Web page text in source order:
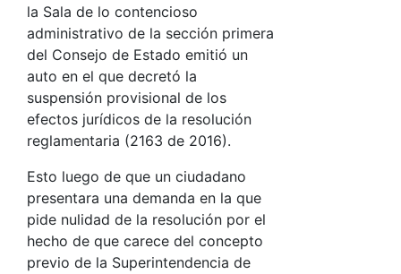
la Sala de lo contencioso
administrativo de la sección primera
del Consejo de Estado emitió un
auto en el que decretó la
suspensión provisional de los
efectos jurídicos de la resolución
reglamentaria (2163 de 2016).
Esto luego de que un ciudadano
presentara una demanda en la que
pide nulidad de la resolución por el
hecho de que carece del concepto
previo de la Superintendencia de